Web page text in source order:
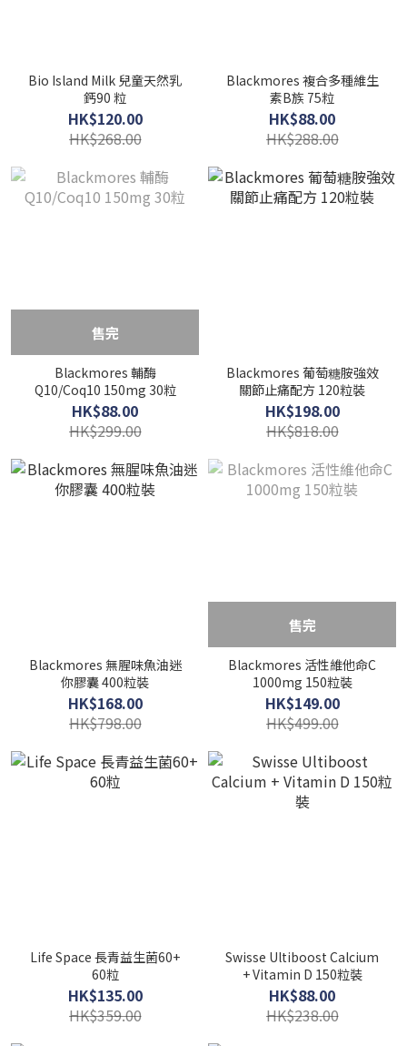
Bio Island Milk 兒童天然乳
鈣90 粒
HK$120.00
HK$268.00
Blackmores 複合多種維生
素B族 75粒
HK$88.00
HK$288.00
售完
Blackmores 輔酶
Q10/Coq10 150mg 30粒
HK$88.00
HK$299.00
Blackmores 葡萄糖胺強效
關節止痛配方 120粒裝
HK$198.00
HK$818.00
Blackmores 無腥味魚油迷
你膠囊 400粒裝
HK$168.00
HK$798.00
售完
Blackmores 活性維他命C
1000mg 150粒裝
HK$149.00
HK$499.00
Life Space 長青益生菌60+
60粒
HK$135.00
HK$359.00
Swisse Ultiboost Calcium
+ Vitamin D 150粒裝
HK$88.00
HK$238.00